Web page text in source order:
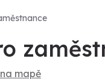
mapě